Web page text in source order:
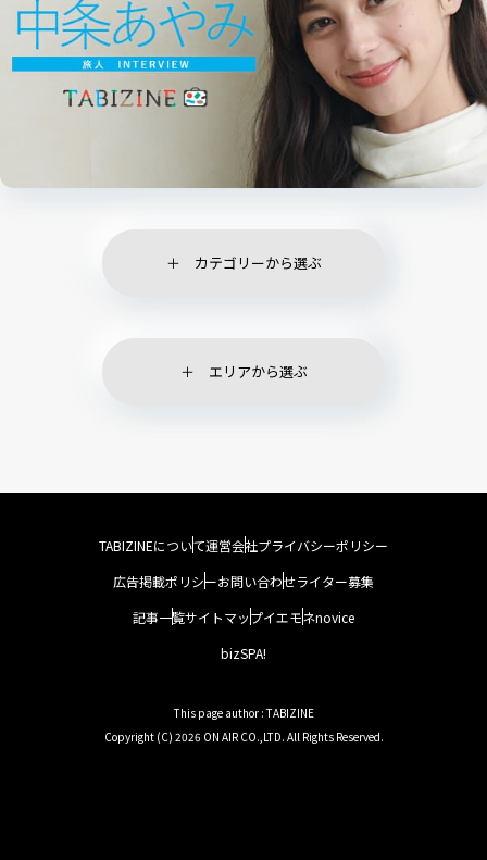
カテゴリーから選ぶ
エリアから選ぶ
TABIZINEについて運営会社プライバシーポリシー
広告掲載ポリシーお問い合わせライター募集
記事一覧サイトマップイエモネnovice
bizSPA!
This page author : TABIZINE
Copyright (C) 2026 ON AIR CO.,LTD. All Rights Reserved.